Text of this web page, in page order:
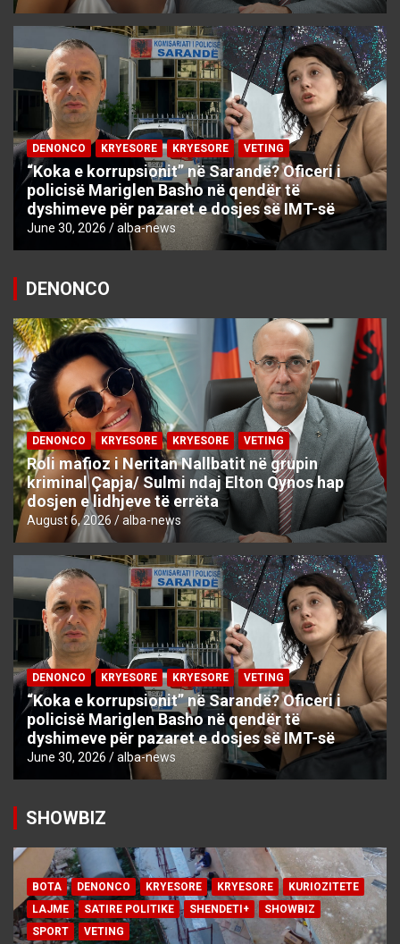
DENONCO KRYESORE KRYESORE VETING
“Koka e korrupsionit” në Sarandë? Oficeri i
policisë Mariglen Basho në qendër të
dyshimeve për pazaret e dosjes së IMT-së
June 30, 2026 alba-news
DENONCO
DENONCO KRYESORE KRYESORE VETING
Roli mafioz i Neritan Nallbatit në grupin
kriminal Çapja/ Sulmi ndaj Elton Qynos hap
dosjen e lidhjeve të errëta
August 6, 2026 alba-news
DENONCO KRYESORE KRYESORE VETING
“Koka e korrupsionit” në Sarandë? Oficeri i
policisë Mariglen Basho në qendër të
dyshimeve për pazaret e dosjes së IMT-së
June 30, 2026 alba-news
SHOWBIZ
BOTA DENONCO KRYESORE KRYESORE
KURIOZITETE
LAJME
SATIRE POLITIKE SHENDETI+
SHOWBIZ
SPORT
VETING